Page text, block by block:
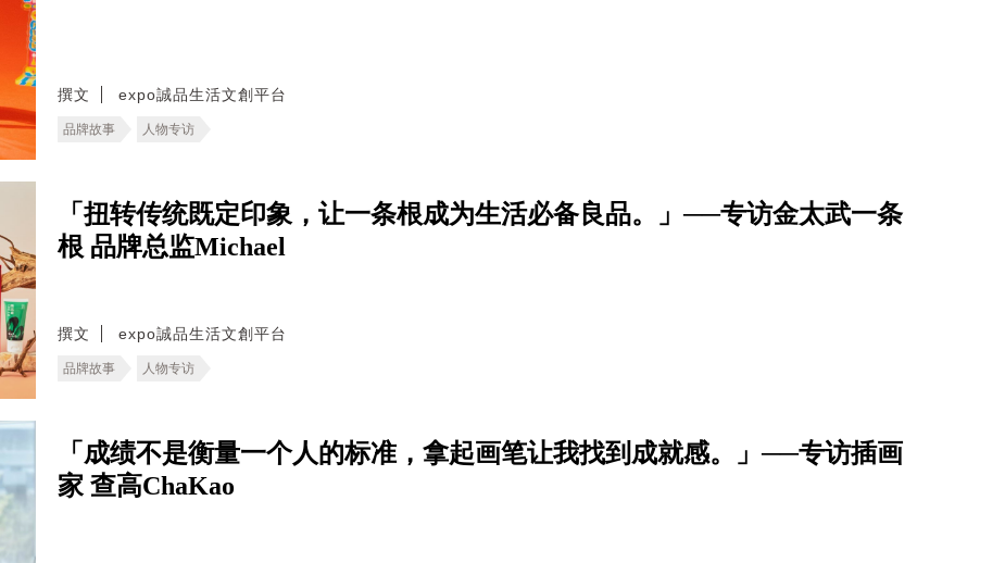
撰文 expo誠品生活文創平台
品牌故事 人物专访
「扭转传统既定印象，让一条根成为生活必备良品。」──专访金太武一条
根 品牌总监Michael
撰文 expo誠品生活文創平台
品牌故事 人物专访
「成绩不是衡量一个人的标准，拿起画笔让我找到成就感。」──专访插画
家 查高ChaKao